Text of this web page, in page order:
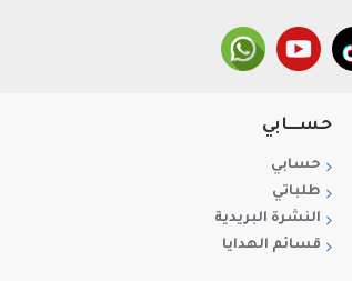
حســـابي
حسابي
طلباتي
النشرة البريدية
قسائم الهدايا